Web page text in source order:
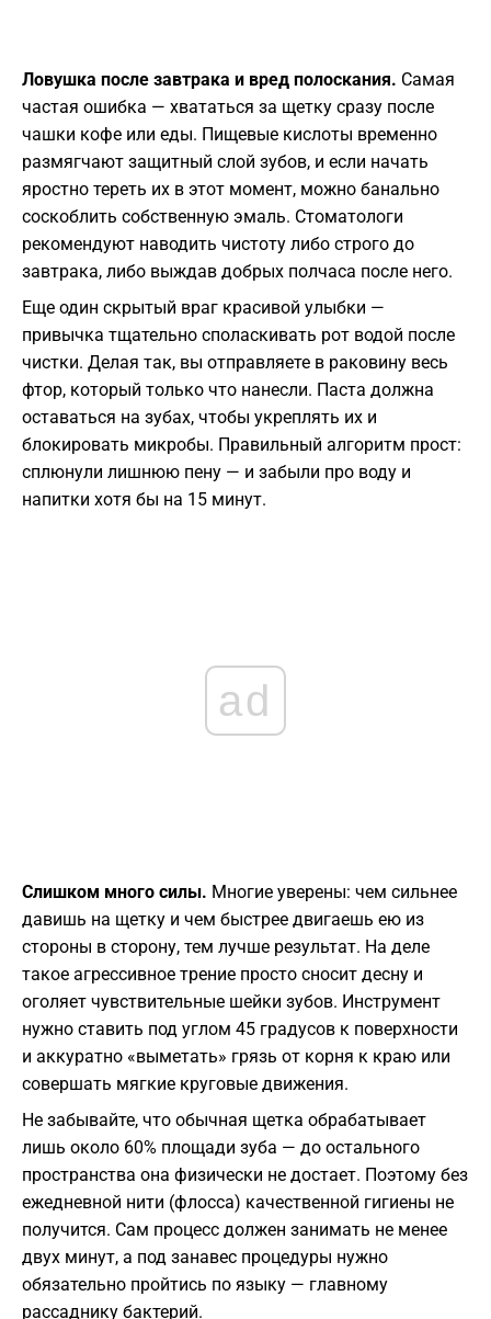
Ловушка после завтрака и вред полоскания. Самая
частая ошибка — хвататься за щетку сразу после
чашки кофе или еды. Пищевые кислоты временно
размягчают защитный слой зубов, и если начать
яростно тереть их в этот момент, можно банально
соскоблить собственную эмаль. Стоматологи
рекомендуют наводить чистоту либо строго до
завтрака, либо выждав добрых полчаса после него.
Еще один скрытый враг красивой улыбки —
привычка тщательно споласкивать рот водой после
чистки. Делая так, вы отправляете в раковину весь
фтор, который только что нанесли. Паста должна
оставаться на зубах, чтобы укреплять их и
блокировать микробы. Правильный алгоритм прост:
сплюнули лишнюю пену — и забыли про воду и
напитки хотя бы на 15 минут.
ad
Слишком много силы. Многие уверены: чем сильнее
давишь на щетку и чем быстрее двигаешь ею из
стороны в сторону, тем лучше результат. На деле
такое агрессивное трение просто сносит десну и
оголяет чувствительные шейки зубов. Инструмент
нужно ставить под углом 45 градусов к поверхности
и аккуратно «выметать» грязь от корня к краю или
совершать мягкие круговые движения.
Не забывайте, что обычная щетка обрабатывает
лишь около 60% площади зуба — до остального
пространства она физически не достает. Поэтому без
ежедневной нити (флосса) качественной гигиены не
получится. Сам процесс должен занимать не менее
двух минут, а под занавес процедуры нужно
обязательно пройтись по языку — главному
рассаднику бактерий.